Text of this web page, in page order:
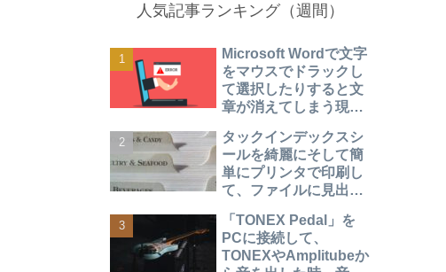
人気記事ランキング（週間）
Microsoft Wordで文字
をマウスでドラックし
て選択したりすると文
章が消えてしまう現象
法
タックインデックスシ
ールを綺麗にそして簡
単にプリンタで印刷し
て、ファイルに見出し
する方法
「TONEX Pedal」を
PCに接続して、
TONEXやAmplitubeか